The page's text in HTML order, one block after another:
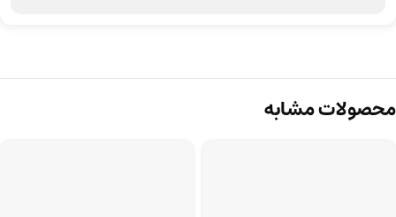
محصولات مشابه